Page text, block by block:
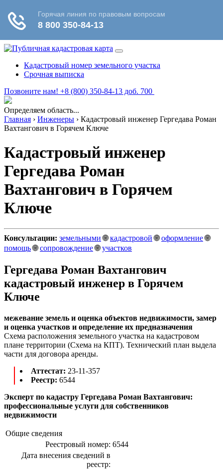
Кадастровый номер земельного участка
Срочная выписка
Позвоните нам! +8 (800) 350-84-13 доб. 700
Определяем область...
Главная › Инженеры › Кадастровый инженер Гергедава Роман
Вахтангович в Горячем Ключе
Кадастровый инженер
Гергедава Роман
Вахтангович в Горячем
Ключе
Консультации: земельными🌐кадастровой🌐оформление🌐
помощь🌐сопровождение🌐участков
Гергедава Роман Вахтангович
кадастровый инженер в Горячем
Ключе
межевание земель и оценка объектов недвижимости, замер
и оценка участков и определение их предназначения
Схема расположения земельного участка на кадастровом
плане территории (Схема на КПТ). Технический план выдела
части для договора аренды.
Аттестат: 23-11-357
Реестр: 6544
Эксперт по кадастру Гергедава Роман Вахтангович:
профессиональные услуги для собственников
недвижимости
Общие сведения
Реестровый номер: 6544
Дата внесения сведений в
реестр: